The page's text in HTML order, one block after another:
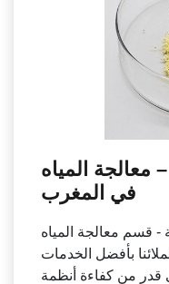
معالجة المياه
في المغرب
قسم معالجة المياه
عملائنا بأفضل الخدمات
قدر من كفاءة أنظمة